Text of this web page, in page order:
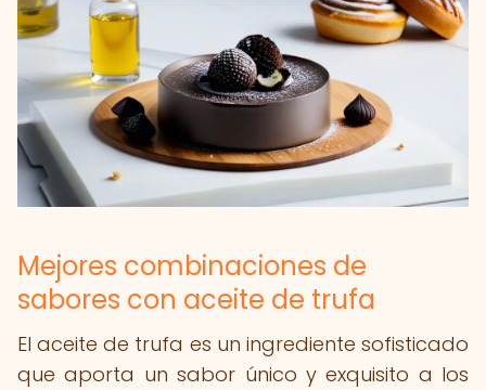
Mejores combinaciones de
sabores con aceite de trufa
El aceite de trufa es un ingrediente sofisticado
que aporta un sabor único y exquisito a los